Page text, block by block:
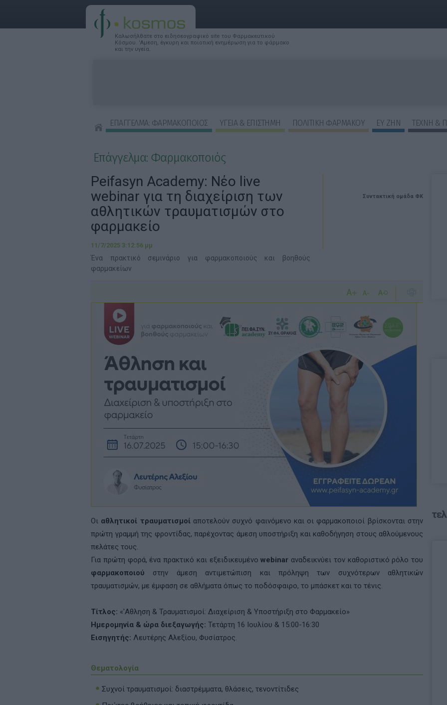
Καλωσήλθατε στο ειδησεογραφικό site του Φαρμακευτικού
Κόσμου. 'Αμεση, έγκυρη και ποιοτική ενημέρωση για το φάρμακο
και την υγεία.
ΕΠΑΓΓΕΛΜΑ: ΦΑΡΜΑΚΟΠΟΙΟΣ ΥΓΕΙΑ & ΕΠΙΣΤΗΜΗ ΠΟΛΙΤΙΚΗ ΦΑΡΜΑΚΟΥ ΕΥ ΖΗΝ
ΤΕΧΝΗ &
Επάγγελμα: Φαρμακοποιός
Συντακτική ομάδα ΦΚ
Peifasyn Academy: Νέο live
webinar για τη διαχείριση των
αθλητικών τραυματισμών στο
φαρμακείο
11/7/2025 3:12:56 μμ
Ένα πρακτικό σεμινάριο για φαρμακοποιούς και βοηθούς
φαρμακείων
Οι αθλητικοί τραυματισμοίαποτελούν συχνό φαινόμενο και οι φαρμακοποιοί βρίσκονται στην
πρώτη γραμμή της φροντίδας, παρέχοντας άμεση υποστήριξη και καθοδήγηση στους αθλούμενους
πελάτες τους.
Για πρώτη φορά, ένα πρακτικό και εξειδικευμένοwebinar αναδεικνύει τον καθοριστικό ρόλο του
φαρμακοποιού στην άμεση αντιμετώπιση και πρόληψη των συχνότερων αθλητικών
τραυματισμών, με έμφαση σε αθλήματα όπως το ποδόσφαιρο, το μπάσκετ και το τένις.
Τίτλος: «'Αθληση & Τραυματισμοί: Διαχείριση & Υποστήριξη στο Φαρμακείο»
Ημερομηνία & ώρα διεξαγωγής: Τετάρτη 16 Ιουλίου & 15:00-16:30
Εισηγητής: Λευτέρης Αλεξίου, Φυσίατρος.
Θεματολογία
Συχνοί τραυματισμοί: διαστρέμματα, θλάσεις, τενοντίτιδες